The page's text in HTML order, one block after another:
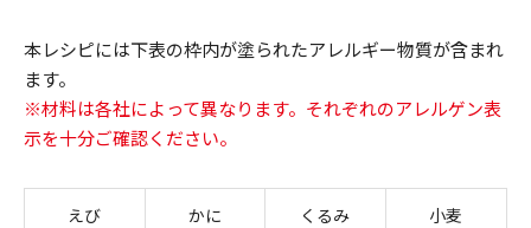
本レシピには下表の枠内が塗られたアレルギー物質が含まれ
ます。
※材料は各社によって異なります。それぞれのアレルゲン表
示を十分ご確認ください。
えび かに くるみ 小麦